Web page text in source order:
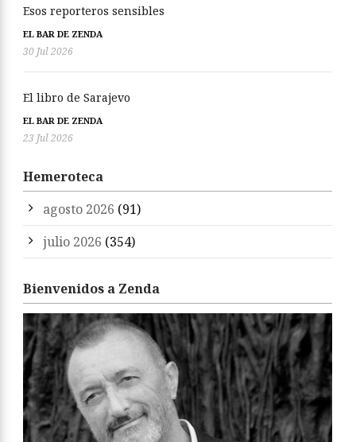
Esos reporteros sensibles
EL BAR DE ZENDA
30 Jul 2026
El libro de Sarajevo
EL BAR DE ZENDA
23 Jul 2026
Hemeroteca
agosto 2026 (91)
julio 2026 (354)
Bienvenidos a Zenda